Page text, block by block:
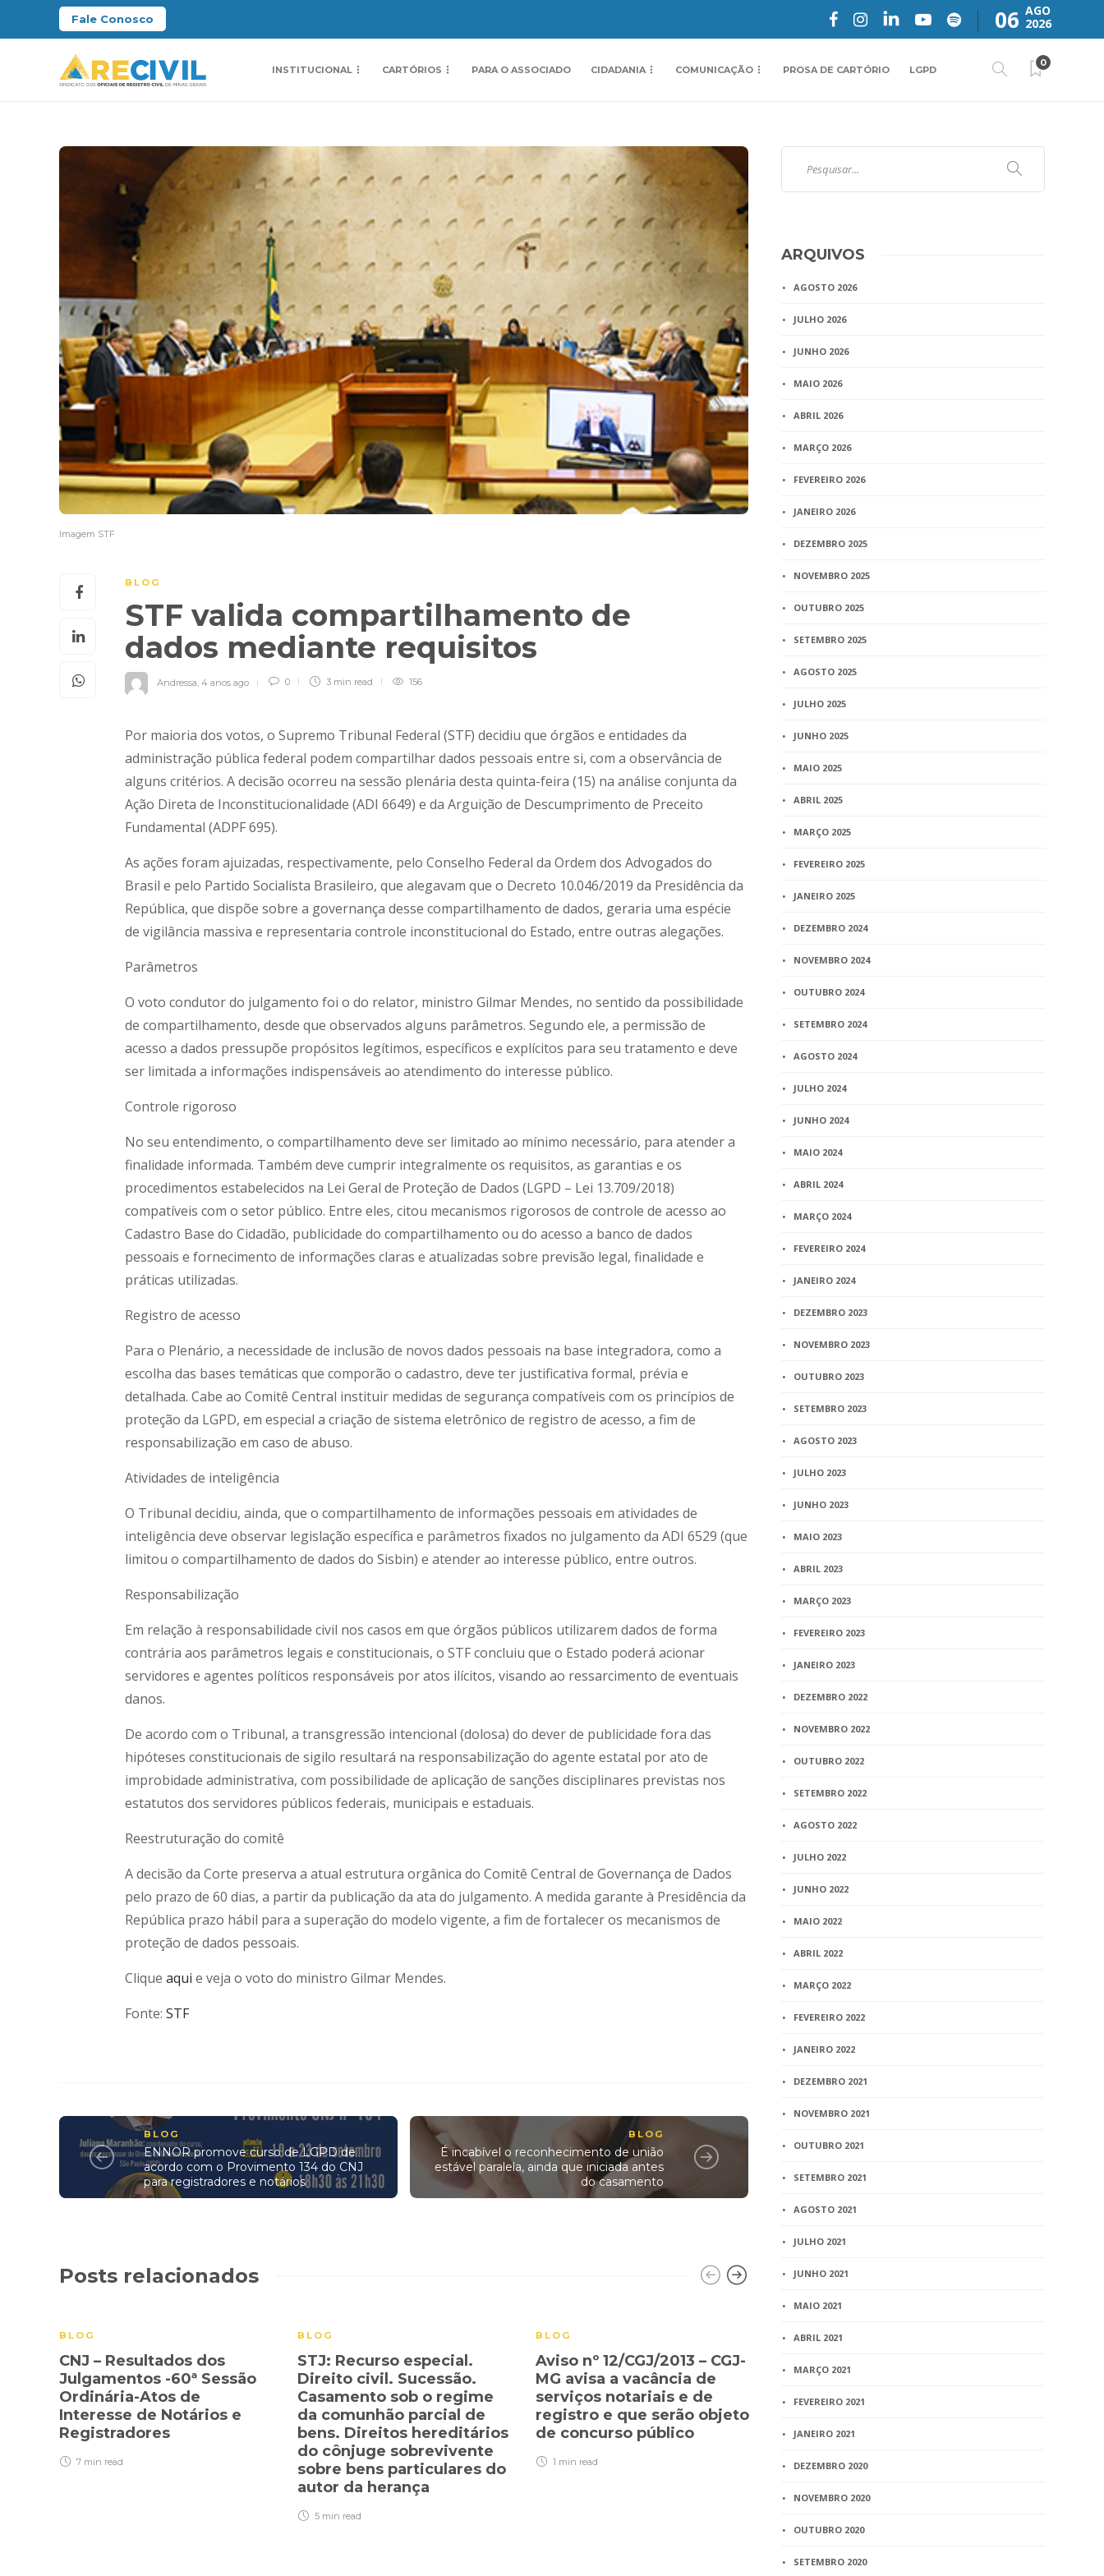
Fale Conosco 06 AGO
2026
INSTITUCIONAL CARTÓRIOS PARA O ASSOCIADO CIDADANIA COMUNICAÇÃO PROSA DE CARTÓRIO LGPD
0
Imagem STF
BLOG
STF valida compartilhamento de
dados mediante requisitos
Andressa 4 anos ago 0 3 min read 156
Por maioria dos votos, o Supremo Tribunal Federal (STF) decidiu que órgãos e entidades da
administração pública federal podem compartilhar dados pessoais entre si, com a observância de
alguns critérios. A decisão ocorreu na sessão plenária desta quinta-feira (15) na análise conjunta da
Ação Direta de Inconstitucionalidade (ADI 6649) e da Arguição de Descumprimento de Preceito
Fundamental (ADPF 695).
As ações foram ajuizadas, respectivamente, pelo Conselho Federal da Ordem dos Advogados do
Brasil e pelo Partido Socialista Brasileiro, que alegavam que o Decreto 10.046/2019 da Presidência da
República, que dispõe sobre a governança desse compartilhamento de dados, geraria uma espécie
de vigilância massiva e representaria controle inconstitucional do Estado, entre outras alegações.
Parâmetros
O voto condutor do julgamento foi o do relator, ministro Gilmar Mendes, no sentido da possibilidade
de compartilhamento, desde que observados alguns parâmetros. Segundo ele, a permissão de
acesso a dados pressupõe propósitos legítimos, específicos e explícitos para seu tratamento e deve
ser limitada a informações indispensáveis ao atendimento do interesse público.
Controle rigoroso
No seu entendimento, o compartilhamento deve ser limitado ao mínimo necessário, para atender a
finalidade informada. Também deve cumprir integralmente os requisitos, as garantias e os
procedimentos estabelecidos na Lei Geral de Proteção de Dados (LGPD – Lei 13.709/2018)
compatíveis com o setor público. Entre eles, citou mecanismos rigorosos de controle de acesso ao
Cadastro Base do Cidadão, publicidade do compartilhamento ou do acesso a banco de dados
pessoais e fornecimento de informações claras e atualizadas sobre previsão legal, finalidade e
práticas utilizadas.
Registro de acesso
Para o Plenário, a necessidade de inclusão de novos dados pessoais na base integradora, como a
escolha das bases temáticas que comporão o cadastro, deve ter justificativa formal, prévia e
detalhada. Cabe ao Comitê Central instituir medidas de segurança compatíveis com os princípios de
proteção da LGPD, em especial a criação de sistema eletrônico de registro de acesso, a fim de
responsabilização em caso de abuso.
Atividades de inteligência
O Tribunal decidiu, ainda, que o compartilhamento de informações pessoais em atividades de
inteligência deve observar legislação específica e parâmetros fixados no julgamento da ADI 6529 (que
limitou o compartilhamento de dados do Sisbin) e atender ao interesse público, entre outros.
Responsabilização
Em relação à responsabilidade civil nos casos em que órgãos públicos utilizarem dados de forma
contrária aos parâmetros legais e constitucionais, o STF concluiu que o Estado poderá acionar
servidores e agentes políticos responsáveis por atos ilícitos, visando ao ressarcimento de eventuais
danos.
De acordo com o Tribunal, a transgressão intencional (dolosa) do dever de publicidade fora das
hipóteses constitucionais de sigilo resultará na responsabilização do agente estatal por ato de
improbidade administrativa, com possibilidade de aplicação de sanções disciplinares previstas nos
estatutos dos servidores públicos federais, municipais e estaduais.
Reestruturação do comitê
A decisão da Corte preserva a atual estrutura orgânica do Comitê Central de Governança de Dados
pelo prazo de 60 dias, a partir da publicação da ata do julgamento. A medida garante à Presidência da
República prazo hábil para a superação do modelo vigente, a fim de fortalecer os mecanismos de
proteção de dados pessoais.
Clique aqui e veja o voto do ministro Gilmar Mendes.
Fonte: STF
BLOG
ENNOR promove curso de LGPD de
acordo com o Provimento 134 do CNJ
para registradores e notários
BLOG
É incabível o reconhecimento de união
estável paralela, ainda que iniciada antes
do casamento
Posts relacionados
BLOG
CNJ – Resultados dos
Julgamentos -60ª Sessão
Ordinária-Atos de
Interesse de Notários e
Registradores
7 min read
BLOG
STJ: Recurso especial.
Direito civil. Sucessão.
Casamento sob o regime
da comunhão parcial de
bens. Direitos hereditários
do cônjuge sobrevivente
sobre bens particulares do
autor da herança
5 min read
BLOG
Aviso nº 12/CGJ/2013 – CGJ-
MG avisa a vacância de
serviços notariais e de
registro e que serão objeto
de concurso público
1 min read
BLOG
oficina de metas do
Governo Federal sobre
2 min
ARQUIVOS
AGOSTO 2026
JULHO 2026
JUNHO 2026
MAIO 2026
ABRIL 2026
MARÇO 2026
FEVEREIRO 2026
JANEIRO 2026
DEZEMBRO 2025
NOVEMBRO 2025
OUTUBRO 2025
SETEMBRO 2025
AGOSTO 2025
JULHO 2025
JUNHO 2025
MAIO 2025
ABRIL 2025
MARÇO 2025
FEVEREIRO 2025
JANEIRO 2025
DEZEMBRO 2024
NOVEMBRO 2024
OUTUBRO 2024
SETEMBRO 2024
AGOSTO 2024
JULHO 2024
JUNHO 2024
MAIO 2024
ABRIL 2024
MARÇO 2024
FEVEREIRO 2024
JANEIRO 2024
DEZEMBRO 2023
NOVEMBRO 2023
OUTUBRO 2023
SETEMBRO 2023
AGOSTO 2023
JULHO 2023
JUNHO 2023
MAIO 2023
ABRIL 2023
MARÇO 2023
FEVEREIRO 2023
JANEIRO 2023
DEZEMBRO 2022
NOVEMBRO 2022
OUTUBRO 2022
SETEMBRO 2022
AGOSTO 2022
JULHO 2022
JUNHO 2022
MAIO 2022
ABRIL 2022
MARÇO 2022
FEVEREIRO 2022
JANEIRO 2022
DEZEMBRO 2021
NOVEMBRO 2021
OUTUBRO 2021
SETEMBRO 2021
AGOSTO 2021
JULHO 2021
JUNHO 2021
MAIO 2021
ABRIL 2021
MARÇO 2021
FEVEREIRO 2021
JANEIRO 2021
DEZEMBRO 2020
NOVEMBRO 2020
OUTUBRO 2020
SETEMBRO 2020